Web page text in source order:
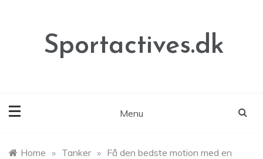
Sportactives.dk
Menu
Home » Tanker » Få den bedste motion med en